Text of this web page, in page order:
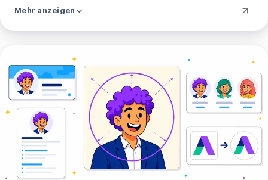
oben abschneiden oder auf das Falsche zentrieren kann.
Mehr anzeigen
Rahmen
Limits
ausprobieren